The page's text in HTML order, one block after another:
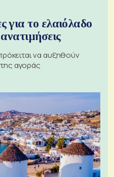
για το ελαιόλαδο
να αυξηθούν
αγοράς